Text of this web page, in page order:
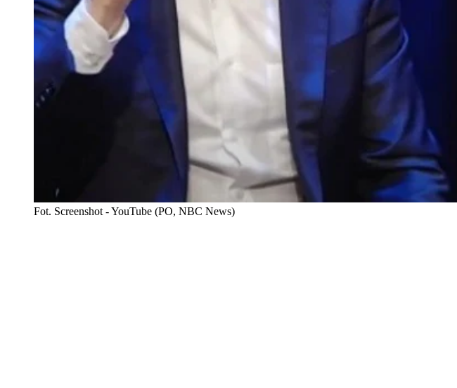
Fot. Screenshot - YouTube (PO, NBC News)